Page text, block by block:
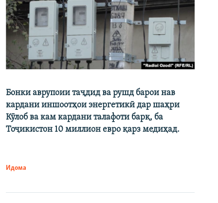
Бонки аврупоии таҷдид ва рушд барои нав
кардани иншоотҳои энергетикӣ дар шаҳри
Кӯлоб ва кам кардани талафоти барқ, ба
Тоҷикистон 10 миллион евро қарз медиҳад.
Идома